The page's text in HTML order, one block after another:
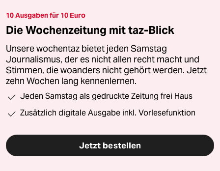
10 Ausgaben für 10 Euro
Die Wochenzeitung mit taz-Blick
Unsere wochentaz bietet jeden Samstag
Journalismus, der es nicht allen recht macht und
Stimmen, die woanders nicht gehört werden. Jetzt
zehn Wochen lang kennenlernen.
Jeden Samstag als gedruckte Zeitung frei Haus
Zusätzlich digitale Ausgabe inkl. Vorlesefunktion
Jetzt bestellen